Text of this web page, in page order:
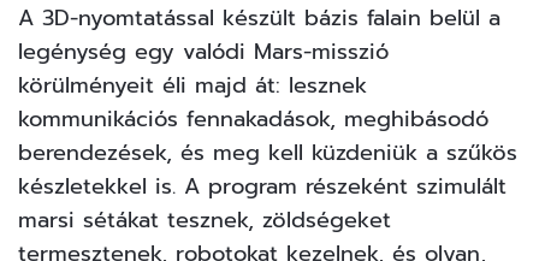
A 3D-nyomtatással készült bázis falain belül a
legénység egy valódi Mars-misszió
körülményeit éli majd át: lesznek
kommunikációs fennakadások, meghibásodó
berendezések, és meg kell küzdeniük a szűkös
készletekkel is. A program részeként szimulált
marsi sétákat tesznek, zöldségeket
termesztenek, robotokat kezelnek, és olyan,